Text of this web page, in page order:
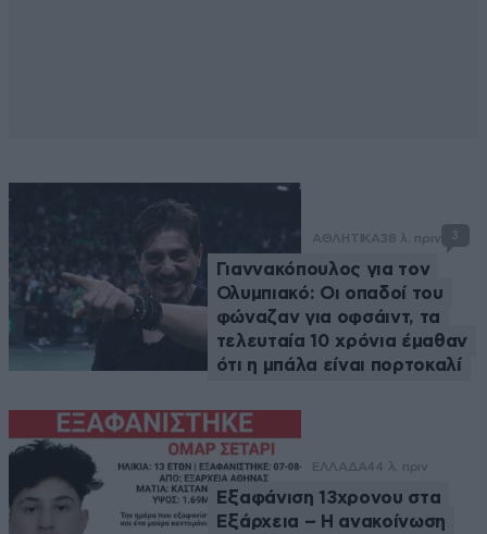
ΑΘΛΗΤΙΚΑ38 λ. πριν 3
Γιαννακόπουλος για τον
Ολυμπιακό: Οι οπαδοί του
φώναζαν για οφσάιντ, τα
τελευταία 10 χρόνια έμαθαν
ότι η μπάλα είναι πορτοκαλί
ΕΛΛΑΔΑ44 λ. πριν
Εξαφάνιση 13χρονου στα
Εξάρχεια – Η ανακοίνωση